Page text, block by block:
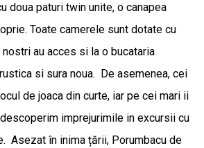
doua paturi twin unite, o canapea
Toate camerele sunt dotate cu
au acces si la o bucataria
si sura noua. De asemenea, cei
de joaca din curte, iar pe cei mari ii
imprejurimile in excursii cu
Asezat în inima țării, Porumbacu de